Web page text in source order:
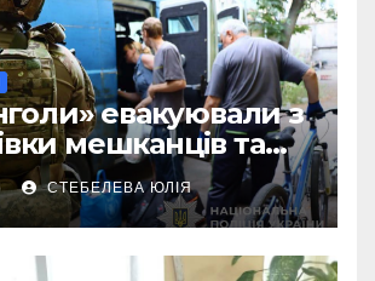
евакуювали з
мешканців та
улюбленців
СТЕБЕЛЕВА ЮЛІЯ